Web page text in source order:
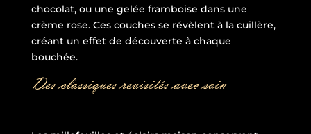
chocolat, ou une gelée framboise dans une
crème rose. Ces couches se révèlent à la cuillère,
créant un effet de découverte à chaque
bouchée.
Des classiques revisités avec soin